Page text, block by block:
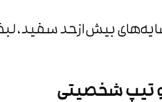
بیش‌ازحد سفید،